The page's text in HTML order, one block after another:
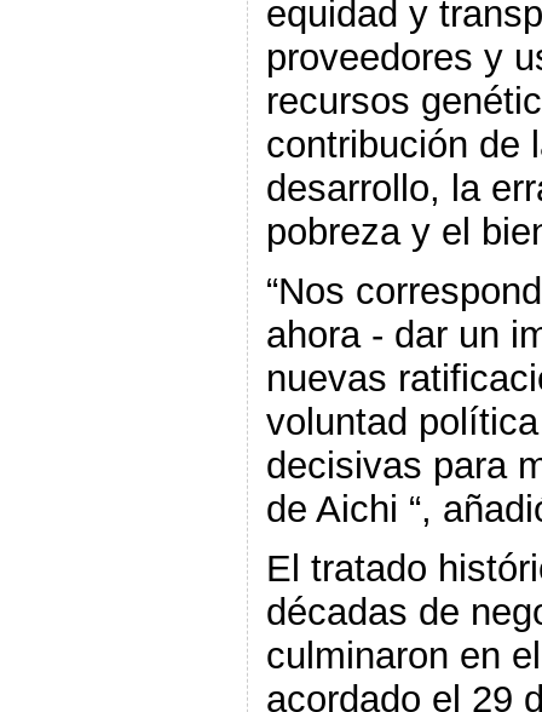
equidad y
proveedores y
recursos
contribución de
desarrollo, la
pobreza y el
“Nos
ahora - dar un
nuevas
voluntad
decisivas para
de Aichi “,
El tratado
décadas de
culminaron en
acordado el 29